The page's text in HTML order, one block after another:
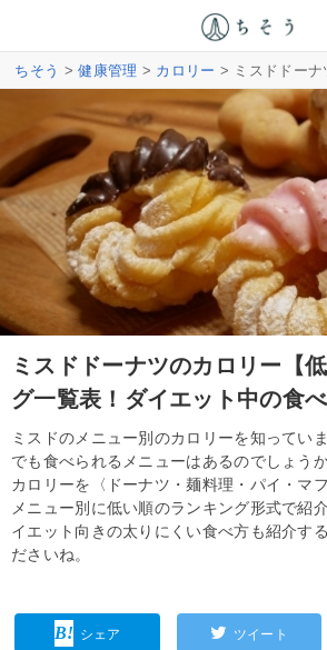
ちそう >健康管理 > カロリー > ミスドドーナ
ミスドドーナツのカロリー【
グ一覧表！ダイエット中の食べ
ミスドのメニュー別のカロリーを知ってい
でも食べられるメニューはあるのでしょう
カロリーを〈ドーナツ・麺料理・パイ・マ
メニュー別に低い順のランキング形式で紹
イエット向きの太りにくい食べ方も紹介す
ださいね。
シェア ツイート